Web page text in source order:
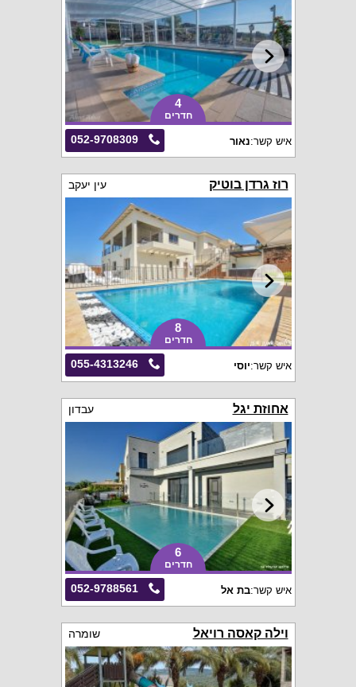
4
חדרים
052-9708309 איש קשר:נאור
רוז גרדן בוטיק עין יעקב
8
חדרים
055-4313246 איש קשר:יוסי
אחוזת יגל עבדון
6
חדרים
052-9788561 איש קשר:בת אל
וילה קאסה רויאל שומרה